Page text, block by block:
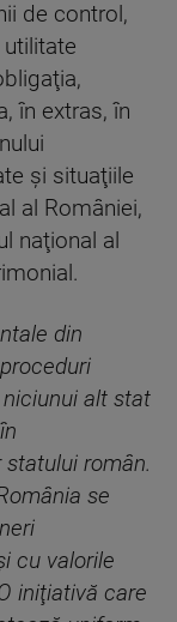
de control,
în extras, în
şi situaţiile
al României,
naţional al
din
alt stat
român.
se
cu valorile
iniţiativă care